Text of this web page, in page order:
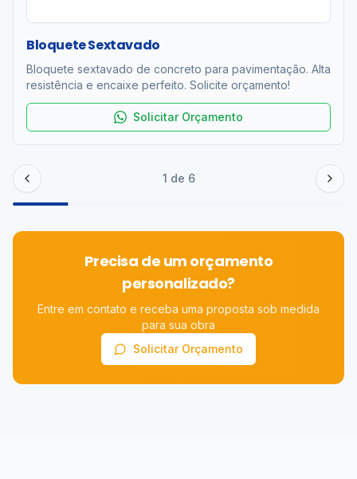
Bloquete Sextavado
Bloquete sextavado de concreto para pavimentação. Alta
resistência e encaixe perfeito. Solicite orçamento!
Solicitar Orçamento
1 de 6
Precisa de um orçamento
personalizado?
Entre em contato e receba uma proposta sob medida
para sua obra
Solicitar Orçamento